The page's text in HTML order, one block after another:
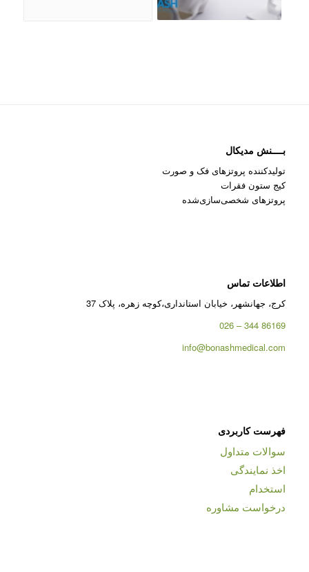
بــــنش مدیکال
تولیدکننده پروتزهای فک و صورت
کیج ستون فقرات
پروتزهای شخصی‌سازی‌شده
اطلاعات تماس
کرج، جهانشهر، خیابان استانداری،کوچه زهره، پلاک 37
86169 344 – 026
info@bonashmedical.com
فهرست کاربردی
سوالات متداول
اخذ نمایندگی
استخدام
درخواست مشاوره